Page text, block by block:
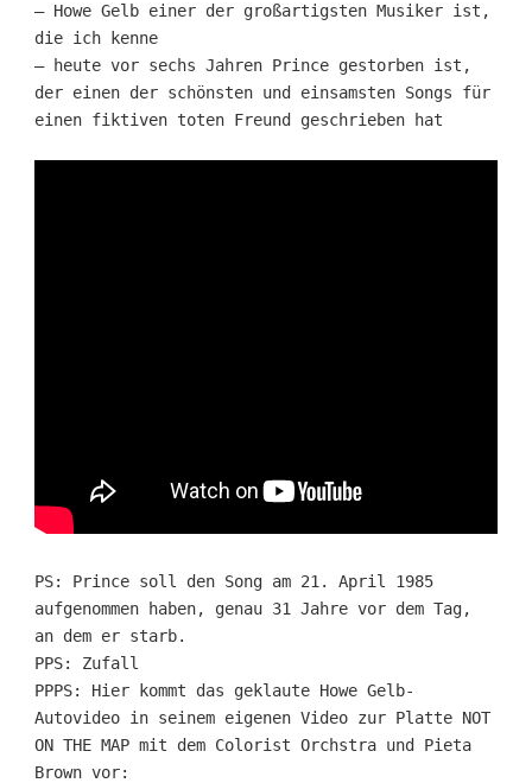
– Howe Gelb einer der großartigsten Musiker ist,
die ich kenne
– heute vor sechs Jahren Prince gestorben ist,
der einen der schönsten und einsamsten Songs für
einen fiktiven toten Freund geschrieben hat
PS: Prince soll den Song am 21. April 1985
aufgenommen haben, genau 31 Jahre vor dem Tag,
an dem er starb.
PPS: Zufall
PPPS: Hier kommt das geklaute Howe Gelb-
Autovideo in seinem eigenen Video zur Platte NOT
ON THE MAP mit dem Colorist Orchstra und Pieta
Brown vor: